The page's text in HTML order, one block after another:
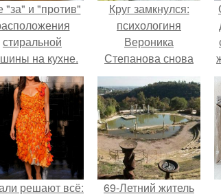
"за" и "против"
стиральной
на кухне.
Круг замкнулся:
психологиня
Вероника
Степанова снова
вышла замуж за
собственного
бывшего мужа.
решают всё: 69-Летний житель